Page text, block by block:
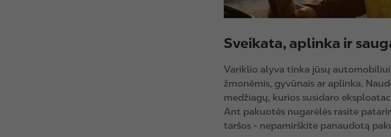
Sveikata, aplinka ir
Variklio alyva tinka jūsų
žmonėmis, gyvūnais ar aplinka.
medžiagų, kurios susidaro
Ant pakuotės nugarėlės rasite
taršos - nepamirškite panaudotą